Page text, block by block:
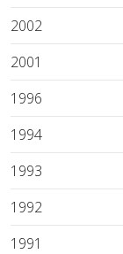
2002
2001
1996
1994
1993
1992
1991